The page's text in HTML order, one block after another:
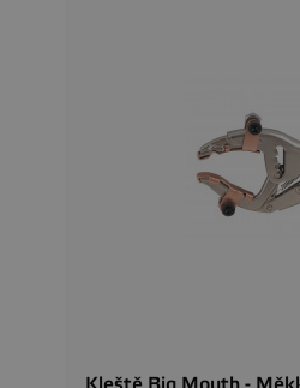
Kleště Big Mouth -